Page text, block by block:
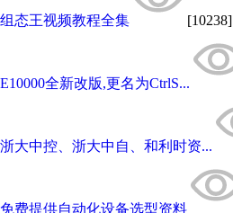
组态王视频教程全集 [10238]
E10000全新改版,更名为CtrlS...
浙大中控、浙大中自、和利时资...
免费提供自动化设备选型资料